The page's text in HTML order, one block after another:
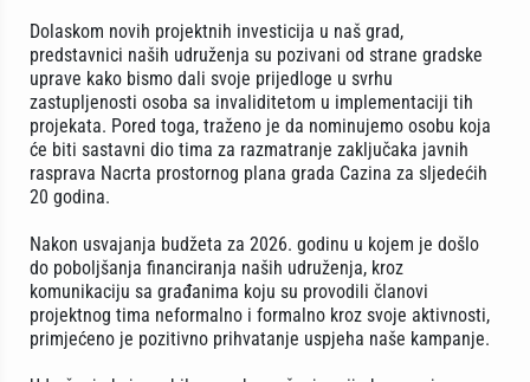
Dolaskom novih projektnih investicija u naš grad,
predstavnici naših udruženja su pozivani od strane gradske
uprave kako bismo dali svoje prijedloge u svrhu
zastupljenosti osoba sa invaliditetom u implementaciji tih
projekata. Pored toga, traženo je da nominujemo osobu koja
će biti sastavni dio tima za razmatranje zaključaka javnih
rasprava Nacrta prostornog plana grada Cazina za sljedećih
20 godina.
Nakon usvajanja budžeta za 2026. godinu u kojem je došlo
do poboljšanja financiranja naših udruženja, kroz
komunikaciju sa građanima koju su provodili članovi
projektnog tima neformalno i formalno kroz svoje aktivnosti,
primjećeno je pozitivno prihvatanje uspjeha naše kampanje.